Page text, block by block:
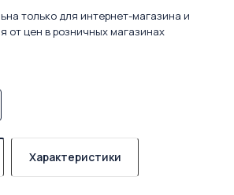
только для интернет-магазина и
от цен в розничных магазинах
Характеристики